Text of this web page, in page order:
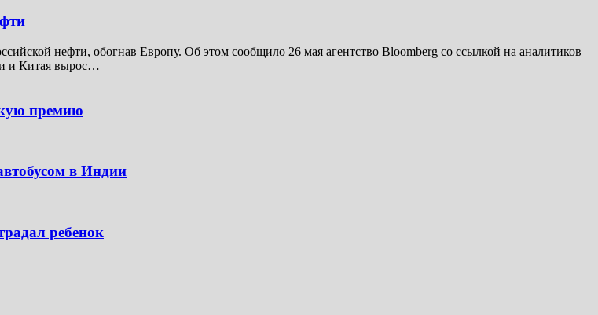
нефти, обогнав Европу. Об этом сообщило 26 мая агентство Bloomberg со ссылкой на аналитиков
и Китая вырос…
премию
в Индии
ребенок